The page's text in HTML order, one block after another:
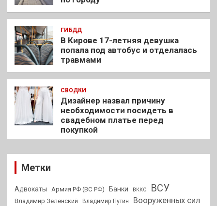
ГИБДД
В Кирове 17-летняя девушка
попала под автобус и отделалась
травмами
СВОДКИ
Дизайнер назвал причину
необходимости посидеть в
свадебном платье перед
покупкой
Метки
Адвокаты Армия РФ (ВС РФ) Банки ВККС ВСУ
Владимир Зеленский Владимир Путин Вооруженных сил